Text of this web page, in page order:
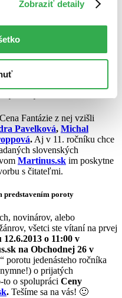
Zobraziť detaily
ktorú udeľuje
bude venovaná autorovi
prihlásených diel bude
Udelené budú aj Cena
mnohých autorov
Fantázie z nej vzišli
Pavelková, Michal
. Aj v 11. ročníku chce
slovenských
Martinus.sk im poskytne
s čitateľmi.
predstavením poroty
novinárov, alebo
všetci ste vítaní na prvej
12.6.2013 o 11:00 v
na Obchodnej 26 v
porotu jedenásteho ročníka
o prijatých
to o spolupráci Ceny
. Tešíme sa na vás! 🙂